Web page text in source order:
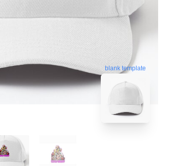
blank template